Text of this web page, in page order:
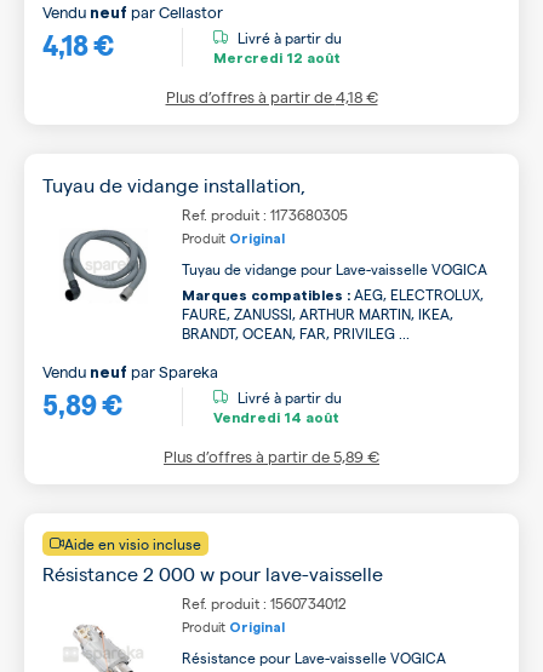
4,18 €
Vendu neuf parCellastor
Livré à partir du
Mercredi 12 août
Plus d’offres à partir de4,18 €
Tuyau de vidange installation,
Ref. produit : 1173680305
Produit Original
Tuyau de vidange pour Lave-vaisselle VOGICA
Marques compatibles : AEG, ELECTROLUX,
FAURE, ZANUSSI, ARTHUR MARTIN, IKEA,
BRANDT, OCEAN, FAR, PRIVILEG ...
5,89 €
Vendu neuf parSpareka
Livré à partir du
Vendredi 14 août
Plus d’offres à partir de5,89 €
Aide en visio incluse
Résistance 2 000 w pour lave-vaisselle
Ref. produit : 1560734012
Produit Original
Résistance pour Lave-vaisselle VOGICA